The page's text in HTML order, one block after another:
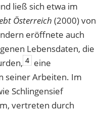
ließ sich etwa im
Österreich (2000) von
eröffnete auch
Lebensdaten, die
4 eine
seiner Arbeiten. Im
Schlingensief
vertreten durch